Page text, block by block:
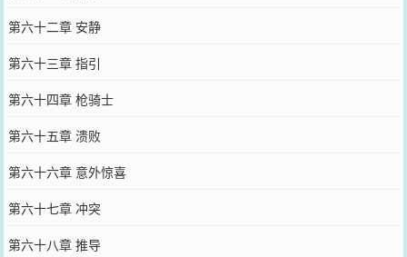
第六十二章 安静
第六十三章 指引
第六十四章 枪骑士
第六十五章 溃败
第六十六章 意外惊喜
第六十七章 冲突
第六十八章 推导